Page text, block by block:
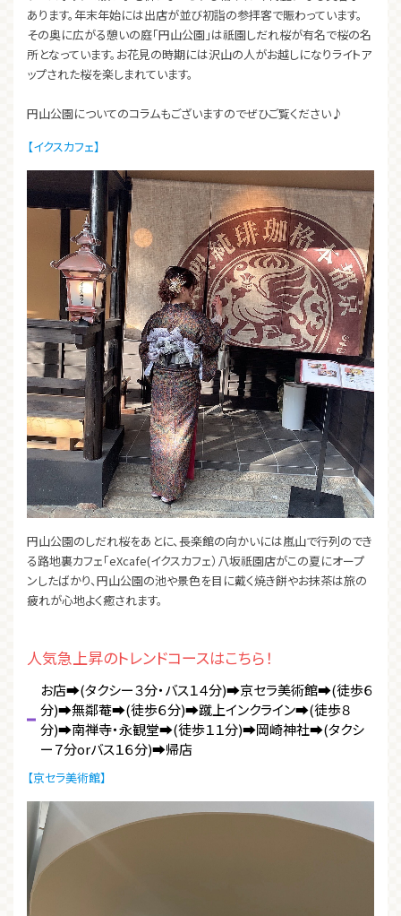
あります。年末年始には出店が並び初詣の参拝客で賑わっています。
その奥に広がる憩いの庭「円山公園」は祇園しだれ桜が有名で桜の名
所となっています。お花見の時期には沢山の人がお越しになりライトア
ップされた桜を楽しまれています。
円山公園についてのコラムもございますのでぜひご覧ください♪
【イクスカフェ】
円山公園のしだれ桜をあとに、長楽館の向かいには嵐山で行列のでき
る路地裏カフェ「eXcafe(イクスカフェ）八坂祇園店がこの夏にオープ
ンしたばかり、円山公園の池や景色を目に戴く焼き餅やお抹茶は旅の
疲れが心地よく癒されます。
人気急上昇のトレンドコースはこちら！
お店➡(タクシー３分・バス１４分)➡京セラ美術館➡(徒歩６
分)➡無鄰菴➡(徒歩６分)➡蹴上インクライン➡(徒歩８
分)➡南禅寺・永観堂➡(徒歩１１分)➡岡崎神社➡(タクシ
ー７分orバス１６分)➡帰店
【京セラ美術館】